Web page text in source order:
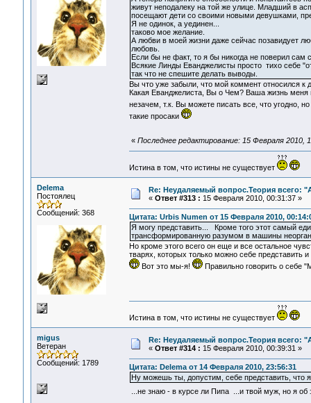
живут неподалеку на той же улице. Младший в
посещают дети со своими новыми девушками,
Я не одинок, а уединен...
таково мое желание.
А любви в моей жизни даже сейчас позавидует
любовь.
Если бы не факт, то я бы никогда не поверил
Всякие Линды Еванджелисты просто тихо себе
так что не спешите делать выводы.
Вы что уже забыли, что мой коммент относился к
Какая Еванджелиста, Вы о Чем? Ваша жизнь
незачем, т.к. Вы можете писать все, что угодно,
такие просаки
« Последнее редактирование: 15 Февраля 2010,
Истина в том, что истины не существует
Delema
Постоялец
Сообщений: 368
Re: Неудаляемый вопрос.Теория всего:
« Ответ #313 : 15 Февраля 2010, 00:31:37 »
Цитата: Urbis Numen от 15 Февраля 2010,
Я могу представить... Кроме того этот самый
трансформированную разумом в машины
Но кроме этого всего он еще и все остальное
тварях, которых только можно себе
Вот это мы-я!
Правильно говорить о себе
Истина в том, что истины не существует
migus
Ветеран
Сообщений: 1789
Re: Неудаляемый вопрос.Теория всего:
« Ответ #314 : 15 Февраля 2010, 00:39:31 »
Цитата: Delema от 14 Февраля 2010, 23:56:31
Ну можешь ты, допустим, себе представить, что
...не знаю - в курсе ли Пипа ...и твой муж, но я